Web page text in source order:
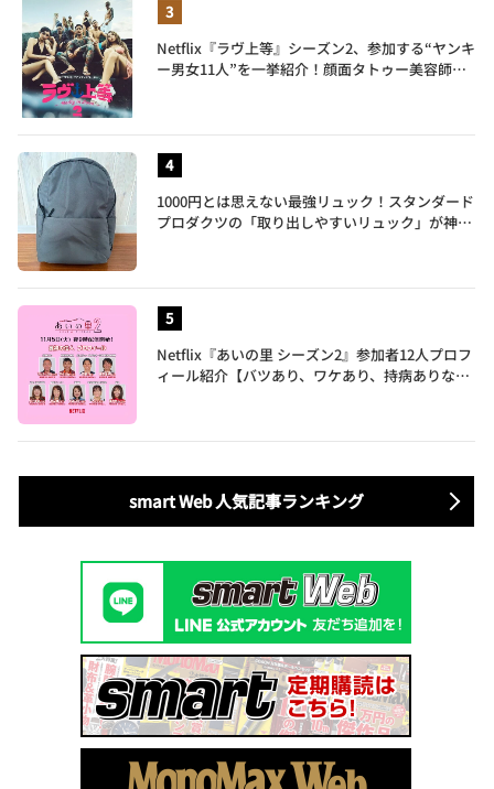
Netflix『ラヴ上等』シーズン2、参加する“ヤンキ
ー男女11人”を一挙紹介！顔面タトゥー美容師、
1000円とは思えない最強リュック！スタンダード
プロダクツの「取り出しやすいリュック」が神す
Netflix『あいの里 シーズン2』参加者12人プロフ
ィール紹介【バツあり、ワケあり、持病ありな35
smart Web 人気記事ランキング